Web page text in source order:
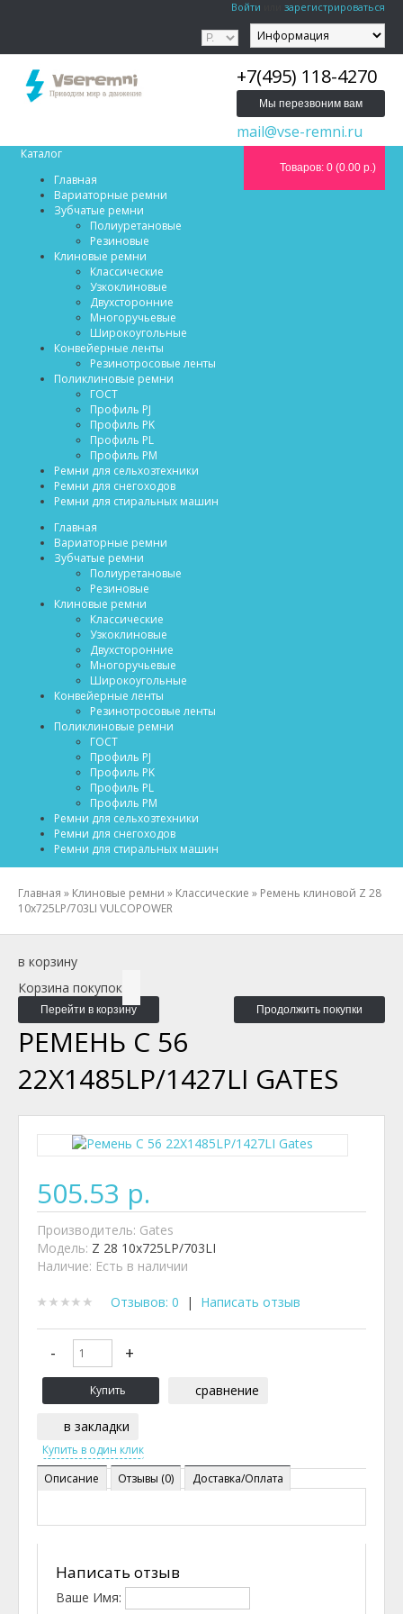
Войти зарегистрироваться
+7(495) 118-4270
Мы перезвоним вам
mail@vse-remni.ru
Каталог
Товаров: 0 (0.00 р.)
Главная
Вариаторные ремни
Зубчатые ремни
Полиуретановые
Резиновые
Клиновые ремни
Классические
Узкоклиновые
Двухсторонние
Многоручьевые
Широкоугольные
Конвейерные ленты
Резинотросовые ленты
Поликлиновые ремни
ГОСТ
Профиль PJ
Профиль PK
Профиль PL
Профиль PM
Ремни для сельхозтехники
Ремни для снегоходов
Ремни для стиральных машин
Главная
Вариаторные ремни
Зубчатые ремни
Полиуретановые
Резиновые
Клиновые ремни
Классические
Узкоклиновые
Двухсторонние
Многоручьевые
Широкоугольные
Конвейерные ленты
Резинотросовые ленты
Поликлиновые ремни
ГОСТ
Профиль PJ
Профиль PK
Профиль PL
Профиль PM
Ремни для сельхозтехники
Ремни для снегоходов
Ремни для стиральных машин
Главная » Клиновые ремни » Классические » Ремень клиновой Z 28
10x725LP/703LI VULCOPOWER
в корзину
Корзина покупок
Перейти в корзину Продолжить покупки
РЕМЕНЬ C 56
22X1485LP/1427LI GATES
505.53 р.
Производитель: Gates
Модель: Z 28 10x725LP/703LI
Наличие: Есть в наличии
Отзывов: 0 | Написать отзыв
сравнение
в закладки
Описание Отзывы (0) Доставка/Оплата
Написать отзыв
Ваше Имя: